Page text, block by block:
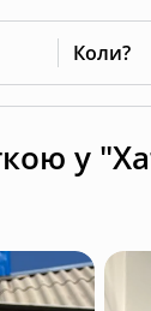
Коли?
у